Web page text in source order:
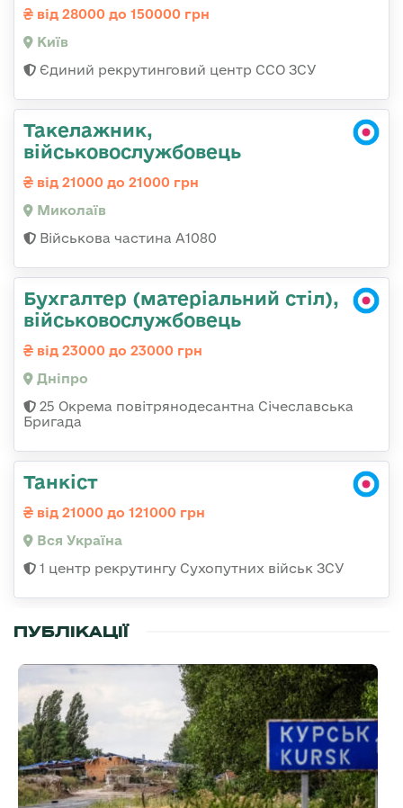
від 28000 до 150000 грн
Київ
Єдиний рекрутинговий центр ССО ЗСУ
Такелажник,
військовослужбовець
від 21000 до 21000 грн
Миколаїв
Військова частина А1080
Бухгалтер (матеріальний стіл),
військовослужбовець
від 23000 до 23000 грн
Дніпро
25 Окрема повітрянодесантна Січеславська
Бригада
Танкіст
від 21000 до 121000 грн
Вся Україна
1 центр рекрутингу Сухопутних військ ЗСУ
ПУБЛІКАЦІЇ